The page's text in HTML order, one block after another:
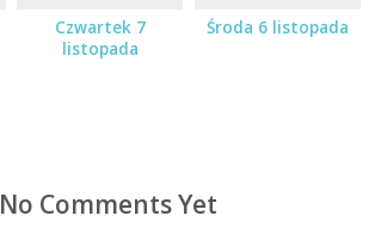
Czwartek 7
listopada
Środa 6 listopada
No Comments Yet